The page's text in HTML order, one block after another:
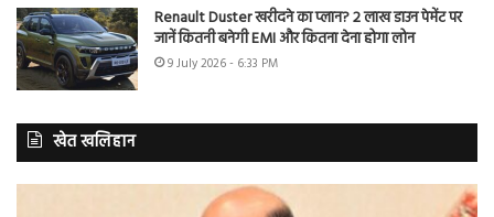
Renault Duster खरीदने का प्लान? 2 लाख डाउन पेमेंट पर
जानें कितनी बनेगी EMI और कितना देना होगा लोन
9 July 2026 - 6:33 PM
खेत खलिहान